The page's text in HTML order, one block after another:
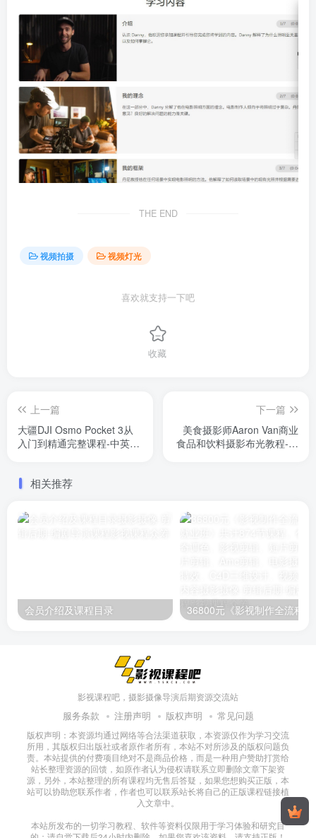
THE END
视频拍摄 视频灯光
喜欢就支持一下吧
收藏
上一篇
大疆DJI Osmo Pocket 3从
入门到精通完整课程-中英字
下一篇
美食摄影师Aaron Van商业
食品和饮料摄影布光教程-中
相关推荐
会员介绍及课程目录
影视课程吧，摄影摄像导演后期资源交流站
服务条款 注册声明 版权声明 常见问题
版权声明：本资源均通过网络等合法渠道获取，本资源仅作为学习交流
所用，其版权归出版社或者原作者所有，本站不对所涉及的版权问题负
责。本站提供的付费项目绝对不是商品价格，而是一种用户赞助打赏给
站长整理资源的回馈，如原作者认为侵权请联系立即删除文章下架资
源，另外，本站整理的所有课程均无售后答疑，如果您想购买正版，本
站可以协助您联系作者，作者也可以联系站长将自己的正版课程链接植
入文章中。
本站所发布的一切学习教程、软件等资料仅限用于学习体验和研究目